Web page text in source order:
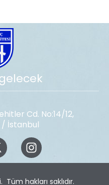
Cd. No:14/12,
/ İstanbul
. Tüm hakları saklıdır.